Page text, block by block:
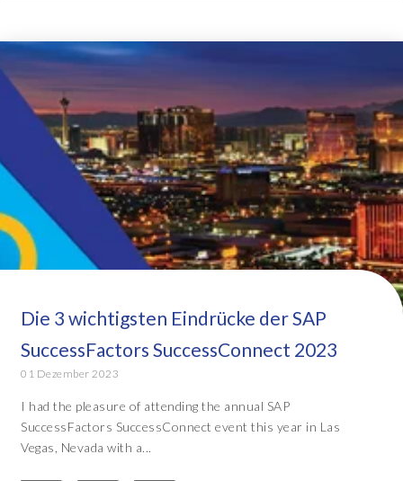
Die 3 wichtigsten Eindrücke der SAP
SuccessFactors SuccessConnect 2023
01 Dezember 2023
I had the pleasure of attending the annual SAP
SuccessFactors SuccessConnect event this year in Las
Vegas, Nevada with a...